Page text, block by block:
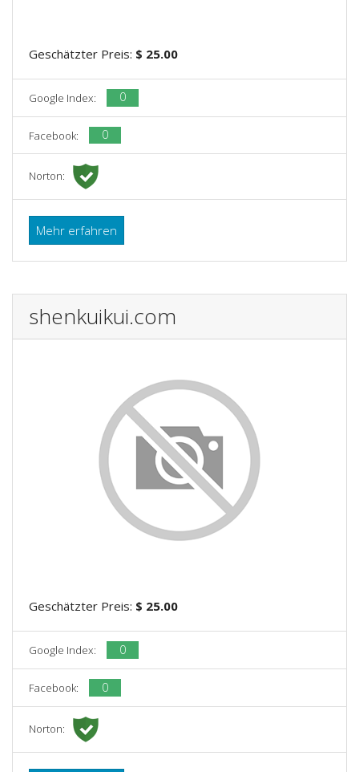
Geschätzter Preis: $ 25.00
Google Index: 0
Facebook: 0
Norton:
Mehr erfahren
shenkuikui.com
Geschätzter Preis: $ 25.00
Google Index: 0
Facebook: 0
Norton: